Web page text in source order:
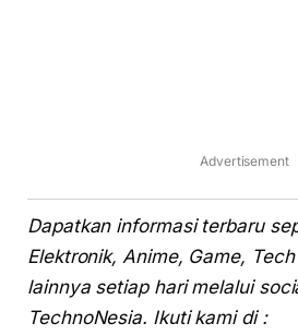
Advertisement
Dapatkan informasi terbaru
Elektronik, Anime, Game,
lainnya setiap hari melalui
TechnoNesia. Ikuti kami di :